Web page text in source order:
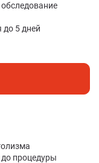
до 5 дней
до процедуры